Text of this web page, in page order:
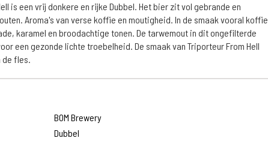
is een vrij donkere en rijke Dubbel. Het bier zit vol gebrande en
Aroma's van verse koffie en moutigheid. In de smaak vooral koffie
karamel en broodachtige tonen. De tarwemout in dit ongefilterde
een gezonde lichte troebelheid. De smaak van Triporteur From Hell
de fles.
BOM Brewery
Dubbel